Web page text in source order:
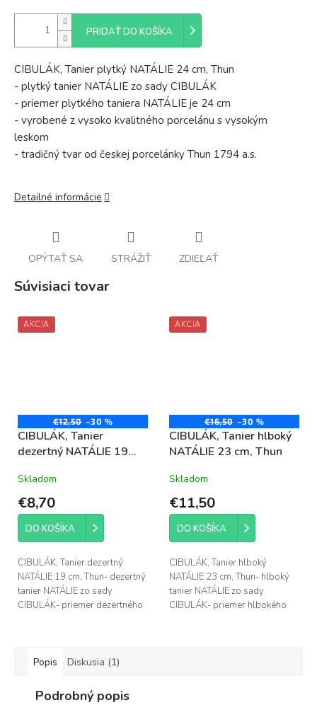
PRIDAŤ DO KOŠÍKA
CIBULÁK, Tanier plytký NATÁLIE 24 cm, Thun
- plytký tanier NATÁLIE zo sady CIBULÁK
- priemer plytkého taniera NATÁLIE je 24 cm
- vyrobené z vysoko kvalitného porcelánu s vysokým
leskom
- tradičný tvar od českej porcelánky Thun 1794 a.s.
Detailné informácie
OPÝTAŤ SA STRÁŽIŤ ZDIEĽAŤ
Súvisiaci tovar
AKCIA
€12,50 –30 %
CIBULÁK, Tanier
dezertný NATÁLIE 19
Skladom
€8,70
DO KOŠÍKA
CIBULÁK, Tanier dezertný
NATÁLIE 19 cm, Thun- dezertný
tanier NATÁLIE zo sady
CIBULÁK- priemer dezertného
AKCIA
€16,50 –30 %
CIBULÁK, Tanier hlboký
NATÁLIE 23 cm, Thun
Skladom
€11,50
DO KOŠÍKA
CIBULÁK, Tanier hlboký
NATÁLIE 23 cm, Thun- hlboký
tanier NATÁLIE zo sady
CIBULÁK- priemer hlbokého
Popis Diskusia (1)
Podrobný popis